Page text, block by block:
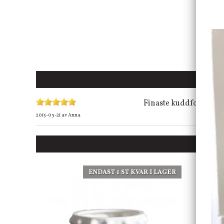
2015-03-21 avAnna
Finaste kuddfodralet!
ENDAST 1 ST KVAR I LAGER